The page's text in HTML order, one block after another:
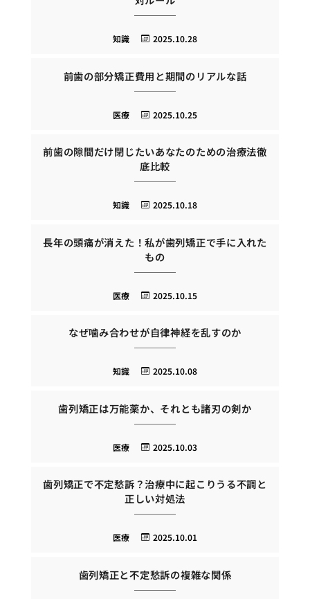
2025.10.28
知識
前歯の部分矯正費用と期間のリアルな話
2025.10.25
医療
前歯の隙間だけ閉じたいあなたのための治療法徹
底比較
2025.10.18
知識
長年の頭痛が消えた！私が歯列矯正で手に入れた
もの
2025.10.15
医療
なぜ噛み合わせが自律神経を乱すのか
2025.10.08
知識
歯列矯正は万能薬か、それとも諸刃の剣か
2025.10.03
医療
歯列矯正で不定愁訴？治療中に起こりうる不調と
正しい対処法
2025.10.01
医療
歯列矯正と不定愁訴の複雑な関係